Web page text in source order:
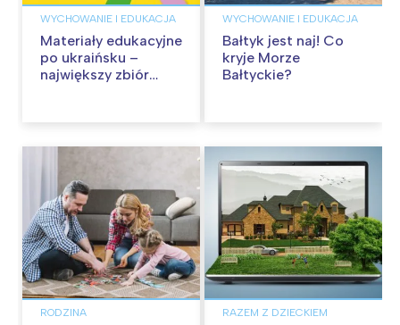
WYCHOWANIE I EDUKACJA
Materiały edukacyjne
po ukraińsku –
największy zbiór
WYCHOWANIE I EDUKACJA
Bałtyk jest naj! Co
kryje Morze
Bałtyckie?
RODZINA RAZEM Z DZIECKIEM